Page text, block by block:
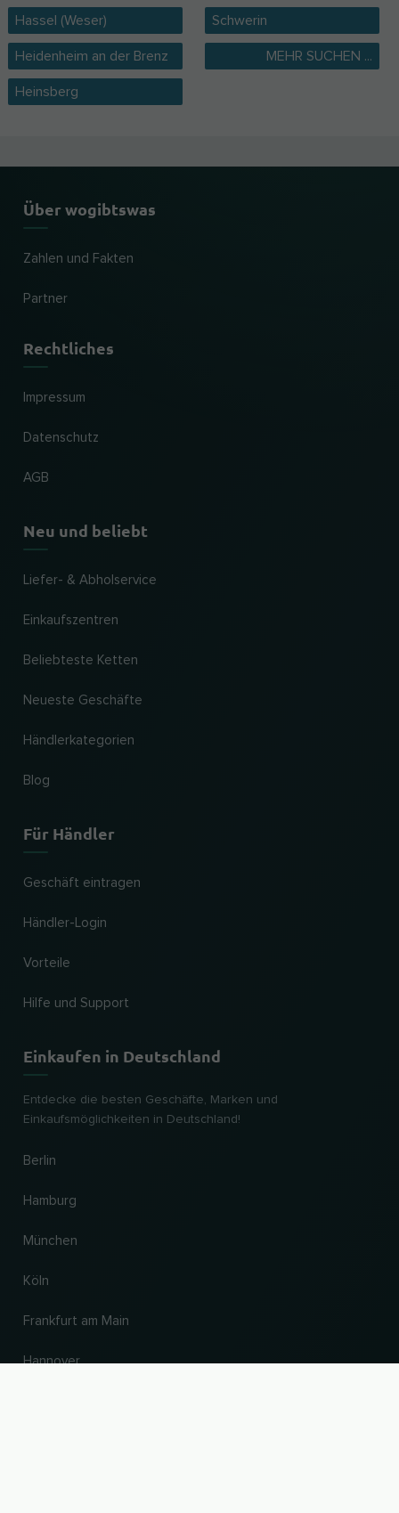
Hassel (Weser)
Heidenheim an der Brenz
Heinsberg
Schwerin
MEHR SUCHEN ...
Über wogibtswas
Zahlen und Fakten
Partner
Rechtliches
Impressum
Datenschutz
AGB
Neu und beliebt
Liefer- & Abholservice
Einkaufszentren
Beliebteste Ketten
Neueste Geschäfte
Händlerkategorien
Blog
Für Händler
Geschäft eintragen
Händler-Login
Vorteile
Hilfe und Support
Einkaufen in Deutschland
Entdecke die besten Geschäfte, Marken und
Einkaufsmöglichkeiten in Deutschland!
Berlin
Hamburg
München
Köln
Frankfurt am Main
Hannover